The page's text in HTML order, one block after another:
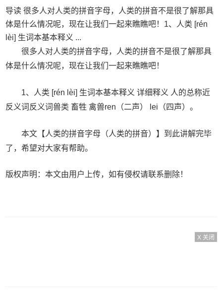
导读 很多人对人类的拼音字母，人类的拼音不是很了解那具
体是什么情况呢，现在让我们一起来瞧瞧吧！1、人类 [rén
lèi] 生词本基本释义 ...
很多人对人类的拼音字母，人类的拼音不是很了解那具
体是什么情况呢，现在让我们一起来瞧瞧吧！
1、人类 [rén lèi] 生词本基本释义 详细释义 人的总称近
反义词反义词兽类 畜牲 禽兽ren（二声） lei（四声）。
本文【人类的拼音字母（人类的拼音）】到此讲解完毕
了，希望对大家有帮助。
版权声明：本文由用户上传，如有侵权请联系删除！
X 关闭